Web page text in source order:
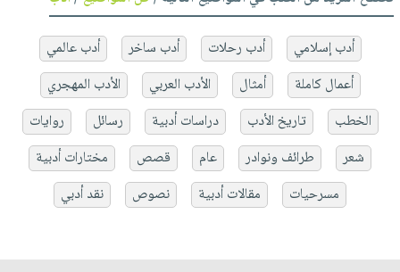
أدب إسلامي أدب رحلات أدب ساخر
أدب عالمي
أعمال كاملة
أمثال الأدب العربي
الأدب المهجري
الخطب
تاريخ الأدب دراسات أدبية رسائل
روايات
شعر
طرائف ونوادر عام قصص
مختارات أدبية
مسرحيات
مقالات أدبية نصوص نقد أدبي